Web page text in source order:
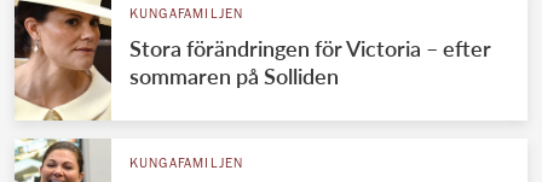
KUNGAFAMILJEN
Stora förändringen för Victoria – efter
sommaren på Solliden
KUNGAFAMILJEN